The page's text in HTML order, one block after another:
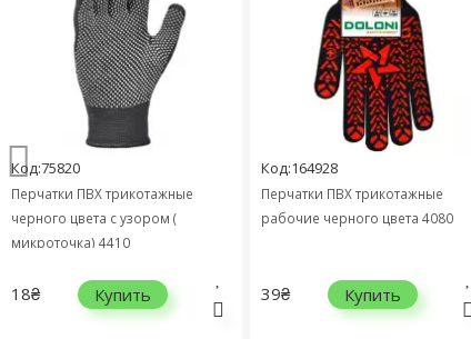
Код:75820
Перчатки ПВХ трикотажные
черного цвета с узором (
микроточка) 4410
18₴ Купить
Код:164928
Перчатки ПВХ трикотажные
рабочие черного цвета 4080
39₴ Купить